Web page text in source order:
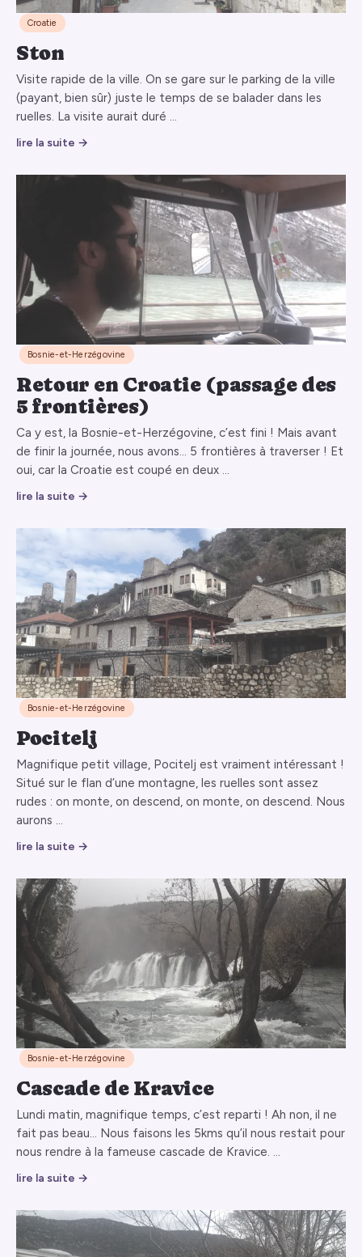
Croatie
Ston
Visite rapide de la ville. On se gare sur le parking de la ville
(payant, bien sûr) juste le temps de se balader dans les
ruelles. La visite aurait duré …
lire la suite →
Bosnie-et-Herzégovine
Retour en Croatie (passage des
5 frontières)
Ca y est, la Bosnie-et-Herzégovine, c’est fini ! Mais avant
de finir la journée, nous avons… 5 frontières à traverser ! Et
oui, car la Croatie est coupé en deux …
lire la suite →
Bosnie-et-Herzégovine
Pocitelj
Magnifique petit village, Pocitelj est vraiment intéressant !
Situé sur le flan d’une montagne, les ruelles sont assez
rudes : on monte, on descend, on monte, on descend. Nous
aurons …
lire la suite →
Bosnie-et-Herzégovine
Cascade de Kravice
Lundi matin, magnifique temps, c’est reparti ! Ah non, il ne
fait pas beau… Nous faisons les 5kms qu’il nous restait pour
nous rendre à la fameuse cascade de Kravice. …
lire la suite →